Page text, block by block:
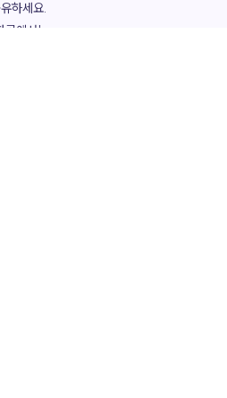
하세요.
곳에서!